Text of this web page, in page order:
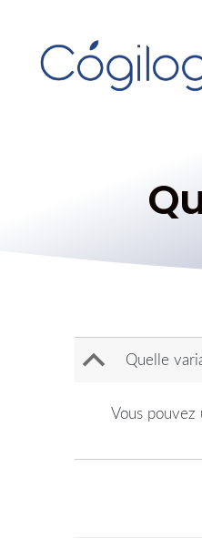
B Quelle
Vous